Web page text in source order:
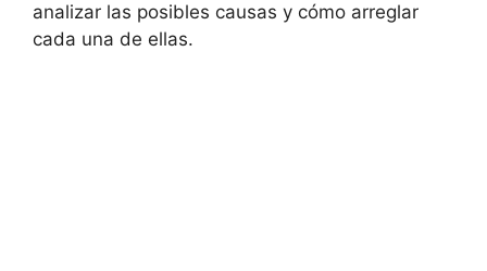
analizar las posibles causas y cómo arreglar
cada una de ellas.